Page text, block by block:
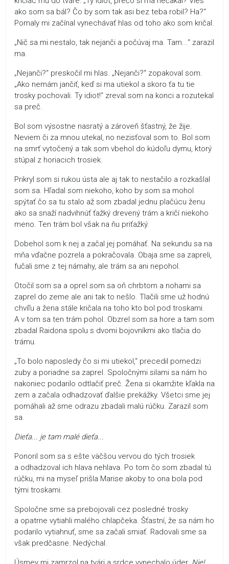
ako som sa bál? Čo by som tak asi bez teba robil? Ha?“
Pomaly mi začínal vynechávať hlas od toho ako som kričal.
„Nič sa mi nestalo, tak nejanči a počúvaj ma. Tam...“ zarazil
ma.
„Nejanči?“ preskočil mi hlas. „Nejanči?“ zopakoval som.
„Ako nemám jančiť, keď si ma utiekol a skoro ťa tu tie
trosky pochovali. Ty idiot!“ zreval som na konci a rozutekal
sa preč.
Bol som výsostne nasratý a zároveň šťastný, že žije.
Neviem či za mnou utekal, no nezisťoval som to. Bol som
na smrť vytočený a tak som vbehol do kúdoľu dymu, ktorý
stúpal z horiacich trosiek.
Prikryl som si rukou ústa ale aj tak to nestačilo a rozkašlal
som sa. Hľadal som niekoho, koho by som sa mohol
spýtať čo sa tu stalo až som zbadal jednu plačúcu ženu
ako sa snaží nadvihnúť ťažký drevený trám a kričí niekoho
meno. Ten trám bol však na ňu priťažký.
Dobehol som k nej a začal jej pomáhať. Na sekundu sa na
mňa vďačne pozrela a pokračovala. Obaja sme sa zapreli,
fučali sme z tej námahy, ale trám sa ani nepohol.
Otočil som sa a oprel som sa oň chrbtom a nohami sa
zaprel do zeme ale ani tak to nešlo. Tlačili sme už hodnú
chvíľu a žena stále kričala na toho kto bol pod troskami.
A v tom sa ten trám pohol. Obzrel som sa hore a tam som
zbadal Raidona spolu s dvomi bojovníkmi ako tlačia do
trámu.
„To bolo naposledy čo si mi utiekol,“ precedil pomedzi
zuby a poriadne sa zaprel. Spoločnými silami sa nám ho
nakoniec podarilo odtlačiť preč. Žena si okamžite kľakla na
zem a začala odhadzovať ďalšie prekážky. Všetci sme jej
pomáhali až sme odrazu zbadali malú rúčku. Zarazil som
sa.
Dieťa... je tam malé dieťa...
Ponoril som sa s ešte väčšou vervou do tých trosiek
a odhadzoval ich hlava nehlava. Po tom čo som zbadal tú
rúčku, mi na myseľ prišla Marise akoby to ona bola pod
tými troskami.
Spoločne sme sa prebojovali cez posledné trosky
a opatrne vytiahli malého chlapčeka. Šťastní, že sa nám ho
podarilo vytiahnuť, sme sa začali smiať. Radovali sme sa
však predčasne. Nedýchal.